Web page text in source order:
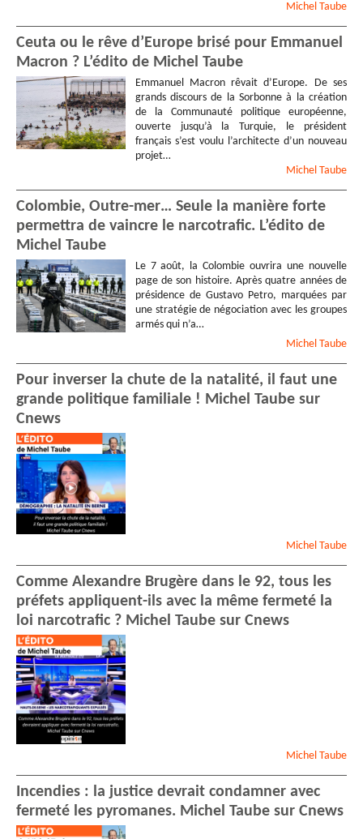
Michel Taube
Ceuta ou le rêve d’Europe brisé pour Emmanuel
Macron ? L’édito de Michel Taube
Emmanuel Macron rêvait d’Europe. De ses
grands discours de la Sorbonne à la création
de la Communauté politique européenne,
ouverte jusqu’à la Turquie, le président
français s’est voulu l’architecte d’un nouveau
projet…
Michel Taube
Colombie, Outre-mer… Seule la manière forte
permettra de vaincre le narcotrafic. L’édito de
Michel Taube
Le 7 août, la Colombie ouvrira une nouvelle
page de son histoire. Après quatre années de
présidence de Gustavo Petro, marquées par
une stratégie de négociation avec les groupes
armés qui n’a…
Michel Taube
Pour inverser la chute de la natalité, il faut une
grande politique familiale ! Michel Taube sur
Cnews
Michel Taube
Comme Alexandre Brugère dans le 92, tous les
préfets appliquent-ils avec la même fermeté la
loi narcotrafic ? Michel Taube sur Cnews
Michel Taube
Incendies : la justice devrait condamner avec
fermeté les pyromanes. Michel Taube sur Cnews